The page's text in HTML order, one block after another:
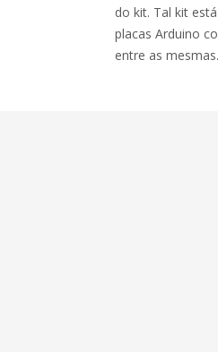
do kit. Tal kit
placas Arduino
entre as mesmas.